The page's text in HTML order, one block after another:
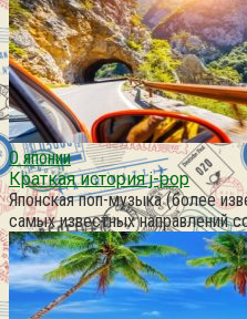
О японии
Краткая история j-pop
Японская поп-музыка (более
самых известных направлений